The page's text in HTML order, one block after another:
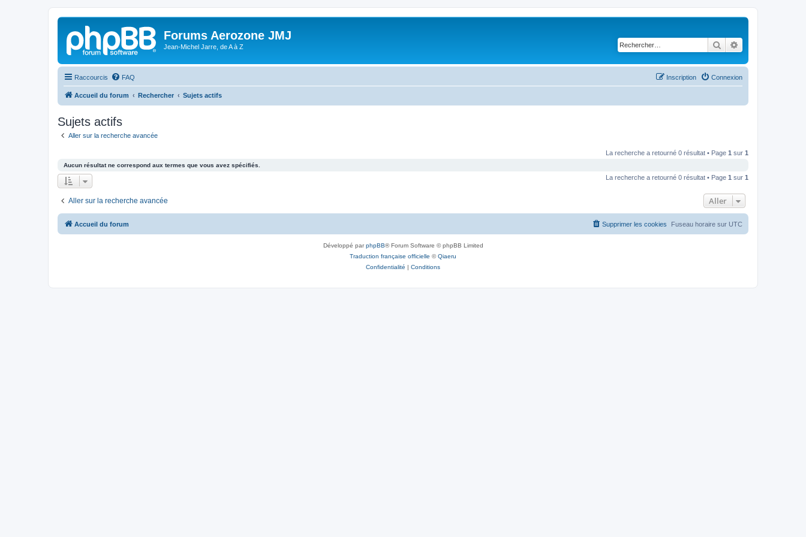
Forums Aerozone JMJ
Jean-Michel Jarre, de A à Z Rechercher
Raccourcis FAQ Connexion
Inscription
Accueil du forum Rechercher Sujets actifs
Sujets actifs
Aller sur la recherche avancée
La recherche a retourné 0 résultat • Page 1 sur 1
Aucun résultat ne correspond aux termes que vous avez spécifiés.
La recherche a retourné 0 résultat • Page 1 sur 1
Aller sur la recherche avancée Aller
Accueil du forum Fuseau horaire sur UTC
Supprimer les cookies
Développé parphpBB® Forum Software © phpBB Limited
Traduction française officielle ©Qiaeru
Confidentialité | Conditions